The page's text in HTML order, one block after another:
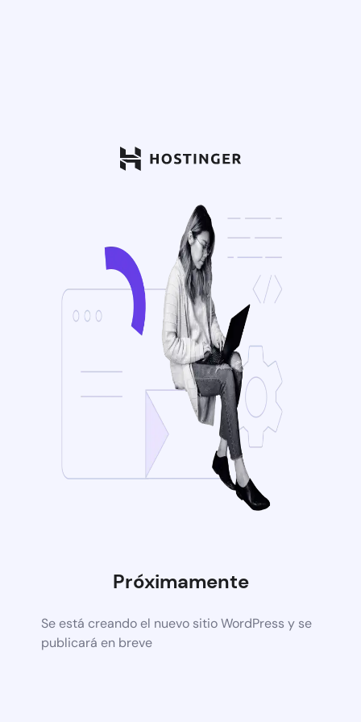
Próximamente
Se está creando el nuevo sitio WordPress y se
publicará en breve